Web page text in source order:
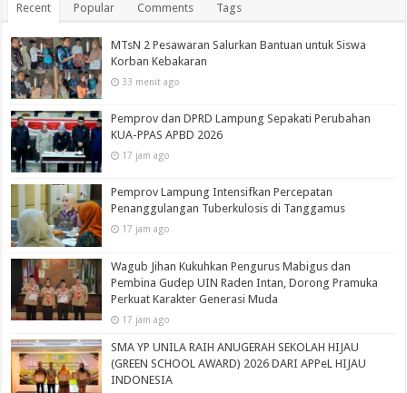
Recent Popular Comments Tags
MTsN 2 Pesawaran Salurkan Bantuan untuk Siswa
Korban Kebakaran
33 menit ago
Pemprov dan DPRD Lampung Sepakati Perubahan
KUA-PPAS APBD 2026
17 jam ago
Pemprov Lampung Intensifkan Percepatan
Penanggulangan Tuberkulosis di Tanggamus
17 jam ago
Wagub Jihan Kukuhkan Pengurus Mabigus dan
Pembina Gudep UIN Raden Intan, Dorong Pramuka
Perkuat Karakter Generasi Muda
17 jam ago
SMA YP UNILA RAIH ANUGERAH SEKOLAH HIJAU
(GREEN SCHOOL AWARD) 2026 DARI APPeL HIJAU
INDONESIA